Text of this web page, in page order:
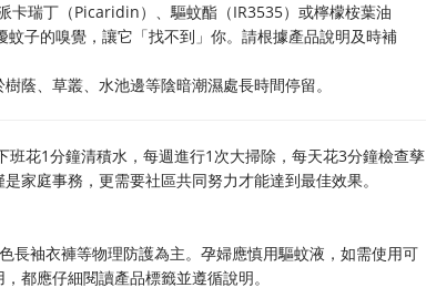
卡瑞丁（Picaridin）、驅蚊酯（IR3535）或檸檬桉葉油
蚊子的嗅覺，讓它「找不到」你。請根據產品說明及時補
蔭、草叢、水池邊等陰暗潮濕處長時間停留。
花1分鐘清積水，每週進行1次大掃除，每天花3分鐘檢查孳
家庭事務，更需要社區共同努力才能達到最佳效果。
長袖衣褲等物理防護為主。孕婦應慎用驅蚊液，如需使用可
都應仔細閱讀產品標籤並遵循說明。